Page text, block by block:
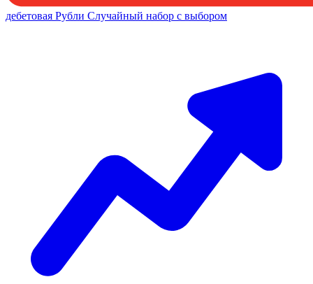
дебетовая Рубли Случайный набор с выбором